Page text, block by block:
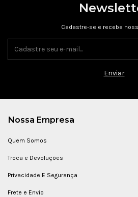
Cadastre-se e receba
Nossa Empresa
Quem Somos
Troca e Devoluções
Privacidade E Segurança
Frete e Envio